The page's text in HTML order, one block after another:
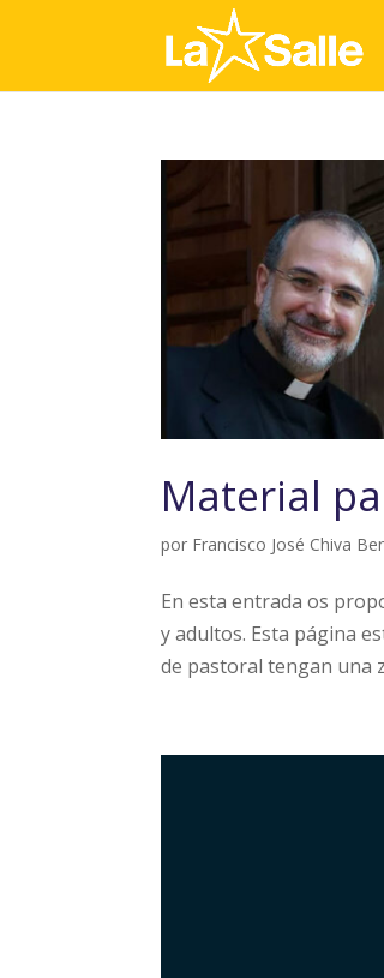
Material
por Francisco José Chiva
En esta entrada os
y adultos. Esta página
de pastoral tengan una